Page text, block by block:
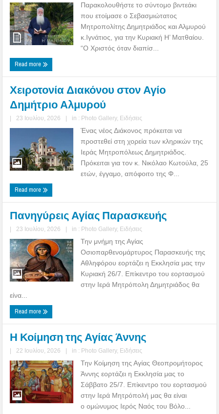
Παρακολουθήστε το σύντομο βιντεάκι
που ετοίμασε ο Σεβασμιώτατος
Μητροπολίτης Δημητριάδος και Αλμυρού
κ.Ιγνάτιος, για την Κυριακή Η’ Ματθαίου.
“Ο Χριστός όταν διαπίσ...
Read more
Χειροτονία Διακόνου στον Αγίο
Δημήτριο Αλμυρού
| 23 Ιουλίου, 2026 | in : Photo Gallery, Ειδήσεις
Ένας νέος Διάκονος πρόκειται να
προστεθεί στη χορεία των κληρικών της
Ιεράς Μητροπόλεως Δημητριάδος.
Πρόκειται για τον κ. Νικόλαο Κωτούλα, 25
ετών, έγγαμο, απόφοιτο της Φ...
Read more
Πανηγύρεις Αγίας Παρασκευής
| 23 Ιουλίου, 2026 | in : Photo Gallery, Ειδήσεις
Την μνήμη της Αγίας
Οσιοπαρθενομάρτυρος Παρασκευής της
Αθληφόρου εορτάζει η Εκκλησία μας την
Κυριακή 26/7. Επίκεντρο του εορτασμού
στην Ιερά Μητρόπολη Δημητριάδος θα
είνα...
Read more
Η Κοίμηση της Αγίας Άννης
| 22 Ιουλίου, 2026 | in : Photo Gallery, Ειδήσεις
Την Κοίμηση της Αγίας Θεοπρομήτορος
Άννης εορτάζει η Εκκλησία μας το
Σάββατο 25/7. Επίκεντρο του εορτασμού
στην Ιερά Μητρόπολή μας θα είναι
ο ομώνυμος Ιερός Ναός του Βόλο...